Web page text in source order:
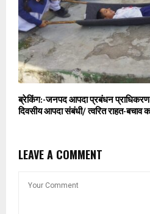
ब्रेकिंग:-जनपद आपदा प्रबंधन
दिवसीय आपदा संबंधी/ त्वरित राहत-बचाव
LEAVE A COMMENT